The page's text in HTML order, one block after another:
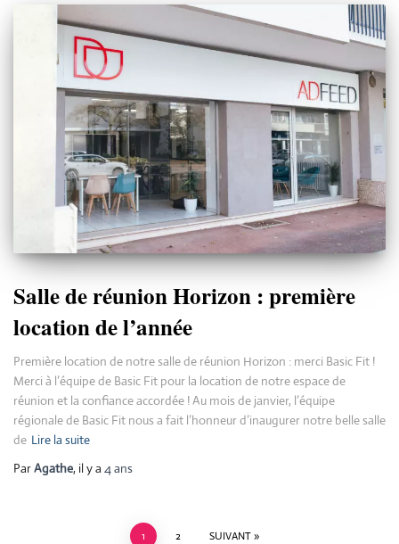
Salle de réunion Horizon : première
location de l’année
Première location de notre salle de réunion Horizon : merci Basic Fit !
Merci à l’équipe de Basic Fit pour la location de notre espace de
réunion et la confiance accordée ! Au mois de janvier, l’équipe
régionale de Basic Fit nous a fait l’honneur d’inaugurer notre belle salle
de Lire la suite
ParAgathe, il y a 4 ans
1 2 SUIVANT